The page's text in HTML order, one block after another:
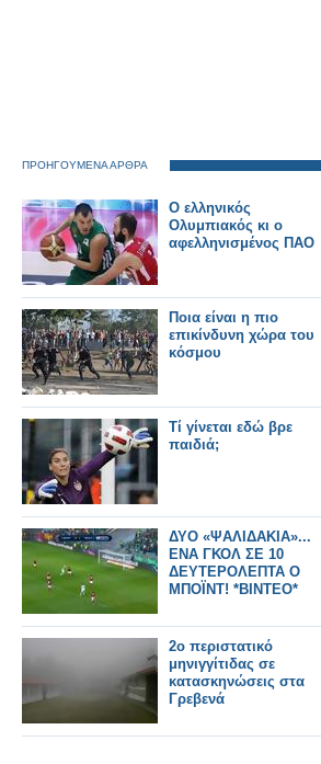
ΠΡΟΗΓΟΥΜΕΝΑ ΑΡΘΡΑ
Ο ελληνικός
Ολυμπιακός κι ο
αφελληνισμένος ΠΑΟ
Ποια είναι η πιο
επικίνδυνη χώρα του
κόσμου
Τί γίνεται εδώ βρε
παιδιά;
ΔΥΟ «ΨΑΛΙΔΑΚΙΑ»...
ΕΝΑ ΓΚΟΛ ΣΕ 10
ΔΕΥΤΕΡΟΛΕΠΤΑ Ο
ΜΠΟΪΝΤ! *ΒΙΝΤΕΟ*
2ο περιστατικό
μηνιγγίτιδας σε
κατασκηνώσεις στα
Γρεβενά